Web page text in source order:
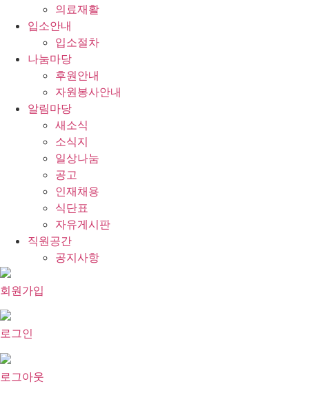
의료재활
입소안내
입소절차
나눔마당
후원안내
자원봉사안내
알림마당
새소식
소식지
일상나눔
공고
인재채용
식단표
자유게시판
직원공간
공지사항
회원가입
로그인
로그아웃